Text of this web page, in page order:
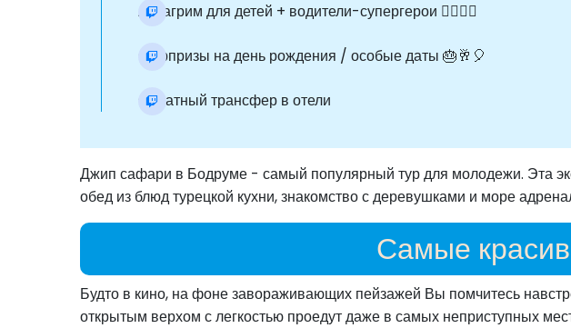
Аквагрим для детей + водители-супергерои 🦸‍♂️🦸‍♀️
Сюрпризы на день рождения / особые даты 🎂🥂🎈
Обратный трансфер в отели
Джип сафари в Бодруме - самый популярный тур для молодежи. Эта
обед из блюд турецкой кухни, знакомство с деревушками и море
Самые
Будто в кино, на фоне завораживающих пейзажей Вы помчитесь
открытым верхом с легкостью проедут даже в самых неприступных